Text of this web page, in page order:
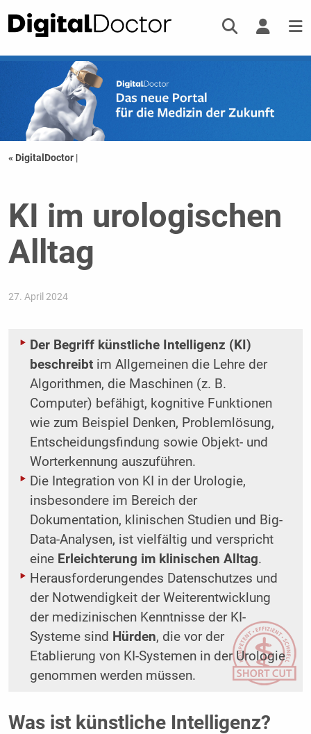
« DigitalDoctor |
KI im urologischen
Alltag
27. April 2024
Der Begriff künstliche Intelligenz (KI)
beschreibtim Allgemeinen die Lehre der
Algorithmen, die Maschinen (z. B.
Computer) befähigt, kognitive Funktionen
wie zum Beispiel Denken, Problemlösung,
Entscheidungsfindung sowie Objekt- und
Worterkennung auszuführen.
Die Integration von KI in der Urologie,
insbesondere im Bereich der
Dokumentation, klinischen Studien und Big-
Data-Analysen, ist vielfältig und verspricht
eine Erleichterung im klinischen Alltag.
Herausforderungendes Datenschutzes und
der Notwendigkeit der Weiterentwicklung
der medizinischen Kenntnisse der KI-
Systeme sind Hürden, die vor der
Etablierung von KI-Systemen in der Urologie
genommen werden müssen.
Was ist künstliche Intelligenz?